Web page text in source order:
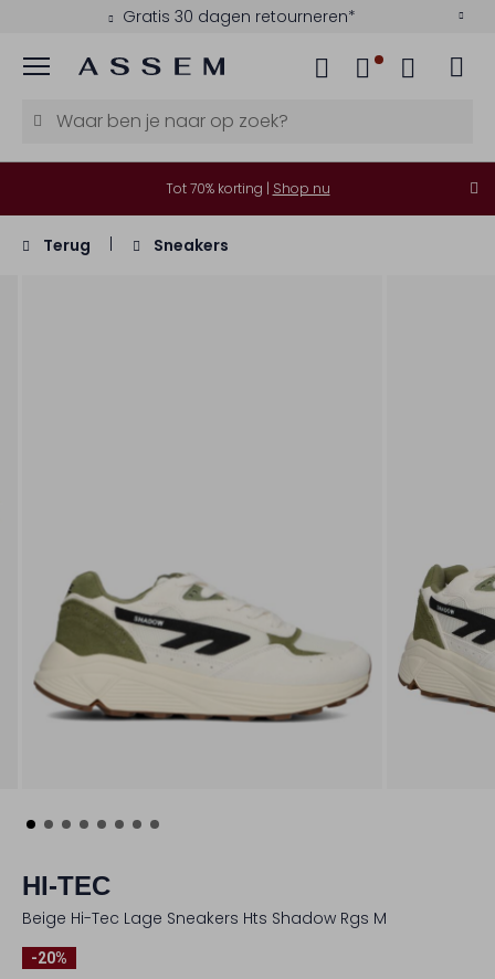
Gratis 30 dagen retourneren*
Menu
Tot 70% korting | Shop nu
Terug Sneakers
HI-TEC
Beige Hi-Tec Lage Sneakers Hts Shadow Rgs M
-20%